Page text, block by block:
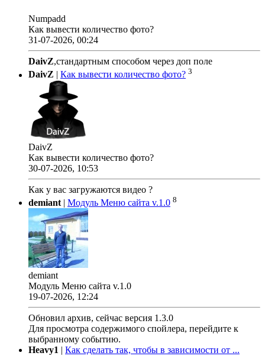
Numpadd
Как вывести количество фото?
31-07-2026, 00:24
DaivZ,стандартным способом через доп поле
DaivZ
Как вывести количество фото? 3
DaivZ
Как вывести количество фото?
30-07-2026, 10:53
Как у вас загружаются видео ?
demiant | Модуль Меню сайта v.1.0 8
demiant
Модуль Меню сайта v.1.0
19-07-2026, 12:24
Обновил архив, сейчас версия 1.3.0
Для просмотра содержимого спойлера, перейдите к
выбранному событию.
Heavy1 | Как сделать так, чтобы в зависимости от ...